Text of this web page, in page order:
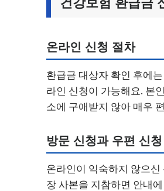
온라인 신청 절차
환급금 대상자 확인 후에
라인 신청이 가능해요. 본
소에 구애받지 않아 매우
방문 신청과 우편 신청
온라인이 익숙하지 않으
장 사본을 지참하면 안내